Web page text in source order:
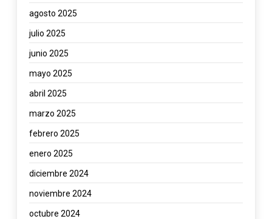
agosto 2025
julio 2025
junio 2025
mayo 2025
abril 2025
marzo 2025
febrero 2025
enero 2025
diciembre 2024
noviembre 2024
octubre 2024